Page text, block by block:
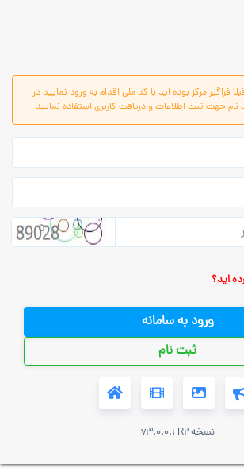
فراگیر مرکز بوده اید با کد ملی اقدام به ورود نمایید در
نام جهت ثبت اطلاعات و دریافت کاربری استفاده نمایید
اید؟
ورود به سامانه
ثبت نام
نسخه v3.0.0.1 R2